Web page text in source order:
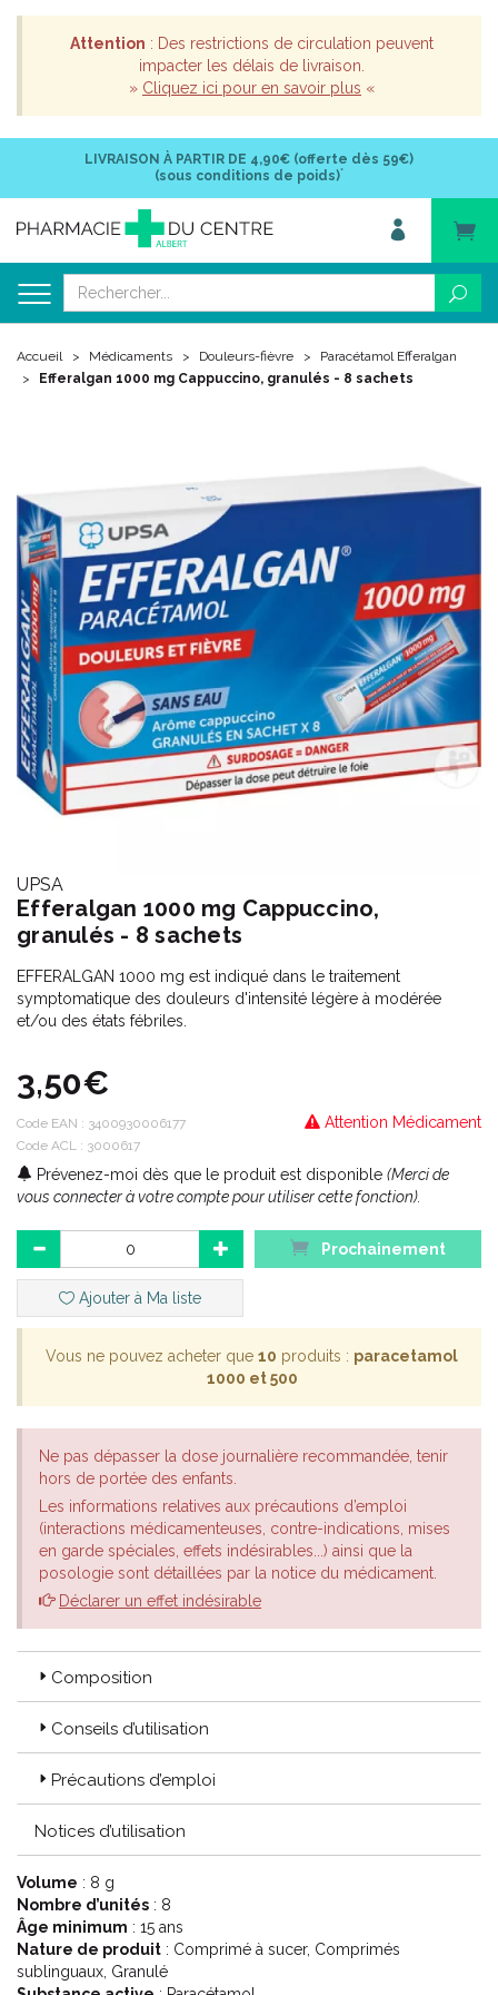
Attention : Des restrictions de circulation peuvent
impacter les délais de livraison.
» Cliquez ici pour en savoir plus «
LIVRAISON À PARTIR DE 4,90€ (offerte dès 59€)
(sous conditions de poids)*
Accueil Médicaments Douleurs-fièvre
Paracétamol Efferalgan
Efferalgan 1000 mg Cappuccino, granulés - 8 sachets
UPSA
Efferalgan 1000 mg Cappuccino,
granulés - 8 sachets
EFFERALGAN 1000 mg est indiqué dans le traitement
symptomatique des douleurs d'intensité légère à modérée
et/ou des états fébriles.
3,50€
Attention Médicament
Code EAN : 3400930006177
Code ACL : 3000617
Prévenez-moi dès que le produit est disponible (Merci de
vous connecter à votre compte pour utiliser cette fonction).
Prochainement
Ajouter à Ma liste
Vous ne pouvez acheter que 10 produits : paracetamol
1000 et 500
Ne pas dépasser la dose journalière recommandée, tenir
hors de portée des enfants.
Les informations relatives aux précautions d’emploi
(interactions médicamenteuses, contre-indications, mises
en garde spéciales, effets indésirables...) ainsi que la
posologie sont détaillées par la notice du médicament.
Déclarer un effet indésirable
Composition
Conseils d’utilisation
Précautions d’emploi
Notices d’utilisation
Volume : 8 g
Nombre d’unités : 8
Âge minimum : 15 ans
Nature de produit : Comprimé à sucer, Comprimés
sublinguaux, Granulé